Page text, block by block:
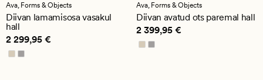
Ava, Forms & Objects
Diivan lamamisosa vasakul
hall
Pris_ee 2 299,95 €
2 299,95 €
Ava, Forms & Objects
Diivan avatud ots paremal hall
Pris_ee 2 399,95 €
2 399,95 €